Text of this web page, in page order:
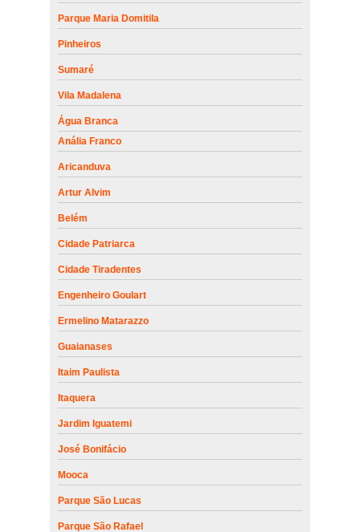
Parque Maria Domitila
Pinheiros
Sumaré
Vila Madalena
Água Branca
Anália Franco
Aricanduva
Artur Alvim
Belém
Cidade Patriarca
Cidade Tiradentes
Engenheiro Goulart
Ermelino Matarazzo
Guaianases
Itaim Paulista
Itaquera
Jardim Iguatemi
José Bonifácio
Mooca
Parque São Lucas
Parque São Rafael